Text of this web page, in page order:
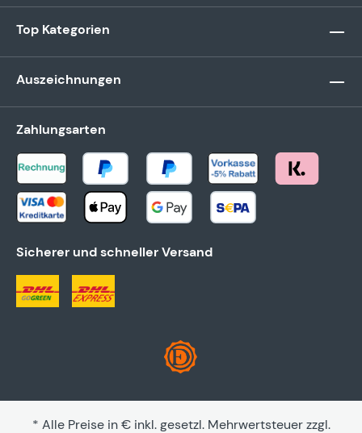
Top Kategorien
Auszeichnungen
Zahlungsarten
Sicherer und schneller Versand
* Alle Preise in € inkl. gesetzl. Mehrwertsteuer zzgl.